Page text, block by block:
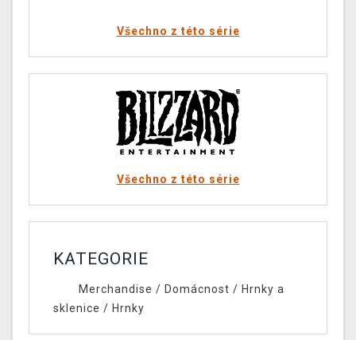
Všechno z této série
Všechno z této série
KATEGORIE
Merchandise / Domácnost / Hrnky a
sklenice / Hrnky